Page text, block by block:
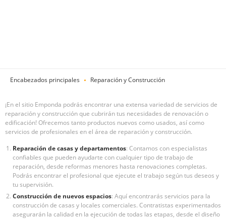
Encabezados principales Reparación y Construcción
¡En el sitio Emponda podrás encontrar una extensa variedad de servicios de
reparación y construcción que cubrirán tus necesidades de renovación o
edificación! Ofrecemos tanto productos nuevos como usados, así como
servicios de profesionales en el área de reparación y construcción.
Reparación de casas y departamentos: Contamos con especialistas
confiables que pueden ayudarte con cualquier tipo de trabajo de
reparación, desde reformas menores hasta renovaciones completas.
Podrás encontrar el profesional que ejecute el trabajo según tus deseos y
tu supervisión.
Construcción de nuevos espacios: Aquí encontrarás servicios para la
construcción de casas y locales comerciales. Contratistas experimentados
asegurarán la calidad en la ejecución de todas las etapas, desde el diseño